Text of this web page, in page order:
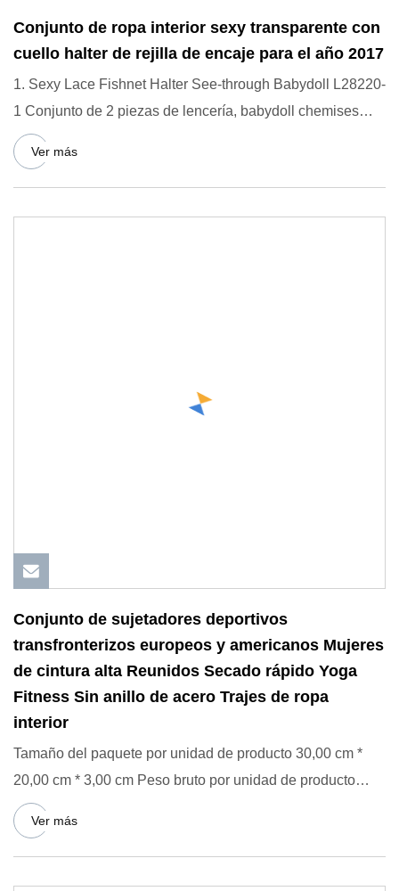
Conjunto de ropa interior sexy transparente con
cuello halter de rejilla de encaje para el año 2017
1. Sexy Lace Fishnet Halter See-through Babydoll L28220-
1 Conjunto de 2 piezas de lencería, babydoll chemises
mini vesti
Ver más
Conjunto de sujetadores deportivos
transfronterizos europeos y americanos Mujeres
de cintura alta Reunidos Secado rápido Yoga
Fitness Sin anillo de acero Trajes de ropa
interior
Tamaño del paquete por unidad de producto 30,00 cm *
20,00 cm * 3,00 cm Peso bruto por unidad de producto
0,052 kg Conju
Ver más